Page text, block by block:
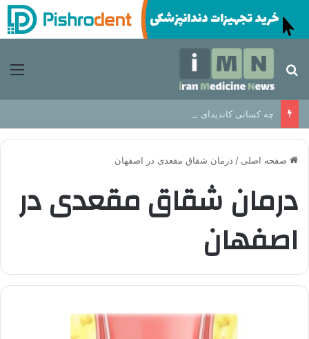
جستجو برای
چه کسانی کاندیدای مناسب برای ایمپلنت دندان هستند؟
صفحه اصلی / درمان شقاق مقعدی در اصفهان
درمان شقاق مقعدی در
اصفهان